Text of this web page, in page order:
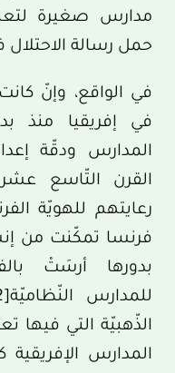
مدارس صغيرة
حمل رسالة
في الواقع، وإنّ
في إفريقيا منذ
المدارس ودقّة
القرن التّاسع
رعايتهم للهويّة
فرنسا تمكّنت من
بدورها أرسَتْ
للمدارس النّظاميّة[22]
الذّهبيّة التي فيها
المدارس الإفريقية